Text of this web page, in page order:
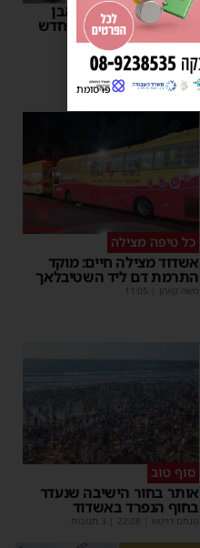
רשות המסים הניחה אבן
פינה למתקן הבידוק החדש
בבית המכס אשדוד
משה קאהן |
15:37
כל טיפה מצילה
אשדוד מצילה חיים: מוקד
התרמת דם ליד השטיבלאך
משה קאהן 11:05
סוף טוב
אותר בחור הישיבה שנעדר
בחוף הנפרד באשדוד
מנחם דויטש 22:08
פרסומת